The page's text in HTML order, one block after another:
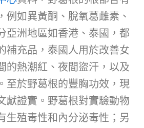
例如異黃酮、脫氧葛雌素、
亞洲地區如香港、泰國，都
補充品，泰國人用於改善女
的熱潮紅、夜間盜汗，以及
至於野葛根的豐胸功效，現
獻證實。野葛根對實驗動物
生殖毒性和內分泌毒性；另